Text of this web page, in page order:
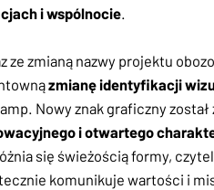
i wspólnocie.
ze zmianą nazwy projektu
zmianę identyfikacji
Nowy znak graficzny
i otwartego
się świeżością formy,
komunikuje wartości i